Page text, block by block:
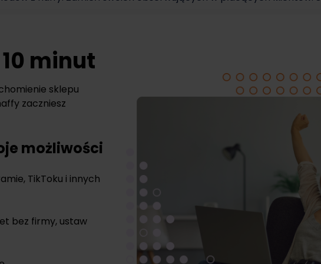
minut
sklepu
zaczniesz
możliwości
TikToku i innych
bez firmy, ustaw